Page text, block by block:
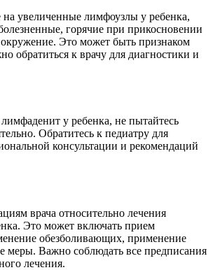
увеличенные лимфоузлы у ребенка,
горячие при прикосновении
Это может быть признаком
обратиться к врачу для диагностики и
у ребенка, не пытайтесь
Обратитесь к педиатру для
консультации и рекомендаций
врача относительно лечения
Это может включать прием
обезболивающих, применение
меры. Важно соблюдать все предписания
лечения.